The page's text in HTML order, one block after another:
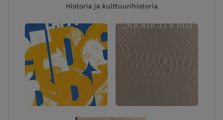
Historia ja kulttuurihistoria